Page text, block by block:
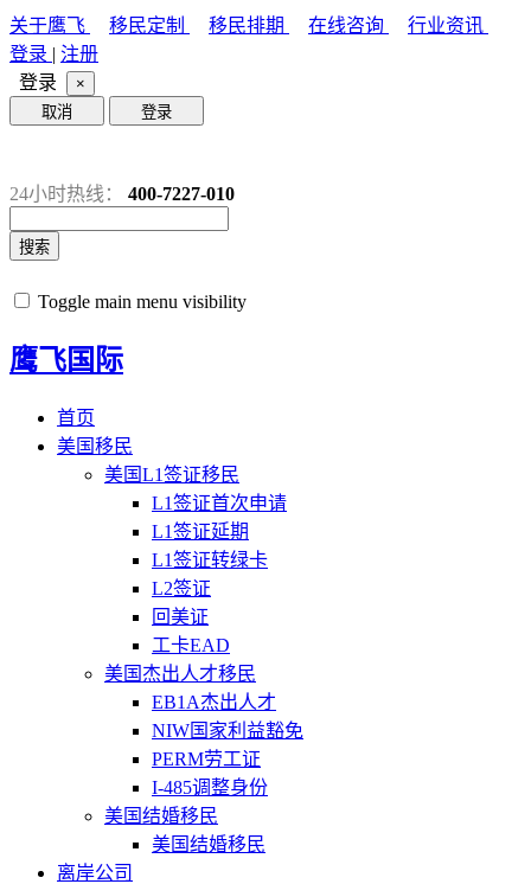
关于鹰飞 移民定制 移民排期 在线咨询
行业资讯
登录 | 注册
登录
×
取消
登录
24小时热线： 400-7227-010
搜索
Toggle main menu visibility
鹰飞国际
首页
美国移民
美国L1签证移民
L1签证首次申请
L1签证延期
L1签证转绿卡
L2签证
回美证
工卡EAD
美国杰出人才移民
EB1A杰出人才
NIW国家利益豁免
PERM劳工证
I-485调整身份
美国结婚移民
美国结婚移民
离岸公司